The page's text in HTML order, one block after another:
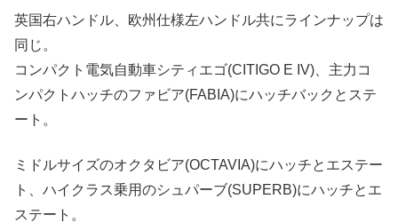
英国右ハンドル、欧州仕様左ハンドル共にラインナップは
同じ。
コンパクト電気自動車シティエゴ(CITIGO E IV)、主力コ
ンパクトハッチのファビア(FABIA)にハッチバックとステ
ート。
ミドルサイズのオクタビア(OCTAVIA)にハッチとエステー
ト、ハイクラス乗用のシュパーブ(SUPERB)にハッチとエ
ステート。